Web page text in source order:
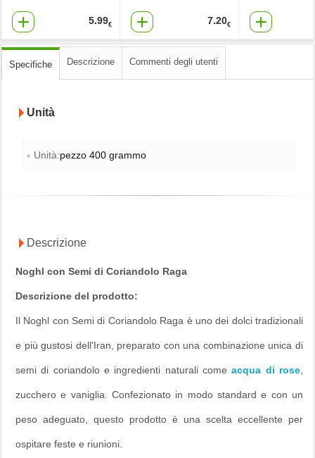
5.99€ 7.20€
Specifiche Descrizione Commenti degli utenti
Unità
Unità:pezzo 400 grammo
Descrizione
Noghl con Semi di Coriandolo Raga
Descrizione del prodotto:
Il Noghl con Semi di Coriandolo Raga è uno dei dolci tradizionali
e più gustosi dell'Iran, preparato con una combinazione unica di
semi di coriandolo e ingredienti naturali comeacqua di rose
zucchero e vaniglia. Confezionato in modo standard e con un
peso adeguato, questo prodotto è una scelta eccellente per
ospitare feste e riunioni.